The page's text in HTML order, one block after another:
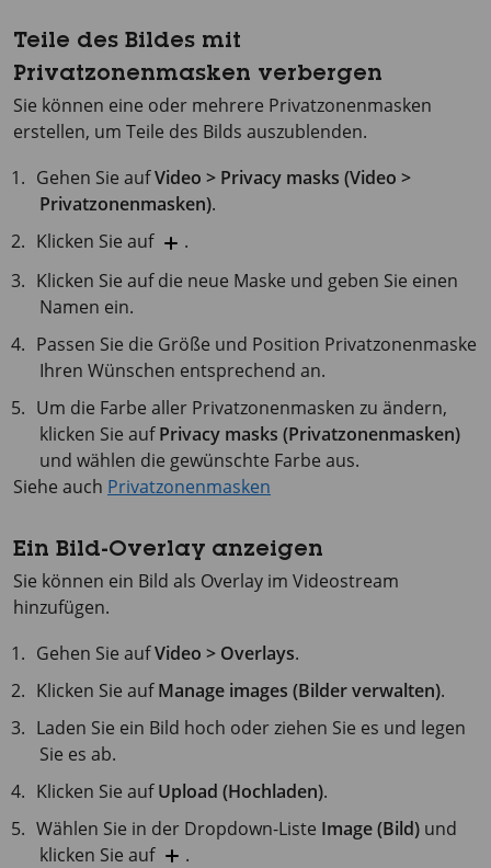
Teile des Bildes mit
Privatzonenmasken verbergen
Sie können eine oder mehrere Privatzonenmasken
erstellen, um Teile des Bilds auszublenden.
Gehen Sie aufVideo > Privacy masks (Video >
Privatzonenmasken).
Klicken Sie auf
.
Klicken Sie auf die neue Maske und geben Sie einen
Namen ein.
Passen Sie die Größe und Position Privatzonenmaske
Ihren Wünschen entsprechend an.
Um die Farbe aller Privatzonenmasken zu ändern,
klicken Sie aufPrivacy masks (Privatzonenmasken)
und wählen die gewünschte Farbe aus.
Siehe auch Privatzonenmasken
Ein Bild-Overlay anzeigen
Sie können ein Bild als Overlay im Videostream
hinzufügen.
Gehen Sie aufVideo > Overlays.
Klicken Sie aufManage images (Bilder verwalten).
Laden Sie ein Bild hoch oder ziehen Sie es und legen
Sie es ab.
Klicken Sie aufUpload (Hochladen).
Wählen Sie in der Dropdown-Liste Image (Bild) und
klicken Sie auf
.